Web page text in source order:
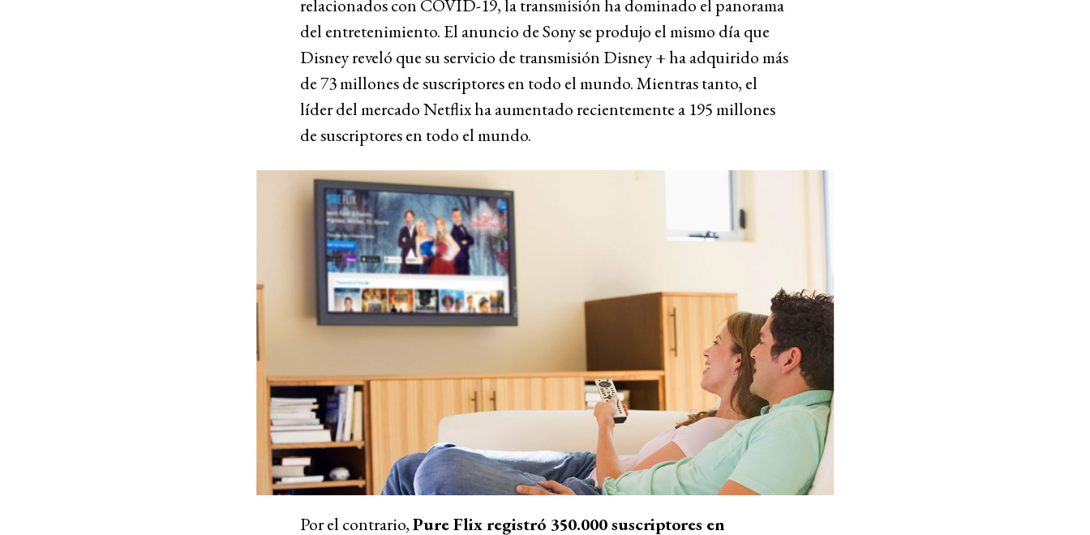
relacionados con COVID-19, la transmisión ha dominado el panorama
del entretenimiento. El anuncio de Sony se produjo el mismo día que
Disney reveló que su servicio de transmisión Disney + ha adquirido más
de 73 millones de suscriptores en todo el mundo. Mientras tanto, el
líder del mercado Netflix ha aumentado recientemente a 195 millones
de suscriptores en todo el mundo.
Por el contrario,Pure Flix registró 350.000 suscriptores en